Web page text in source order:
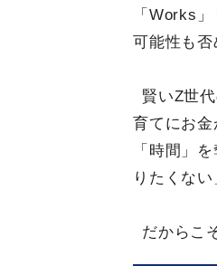
「Works
可能性も否
賢いZ世
育てにお
「時間」
りたくな
だからこ